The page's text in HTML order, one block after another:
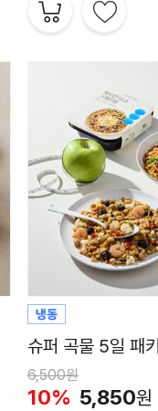
슈퍼 곡물 5일 패
6,500원
10% 5,850원